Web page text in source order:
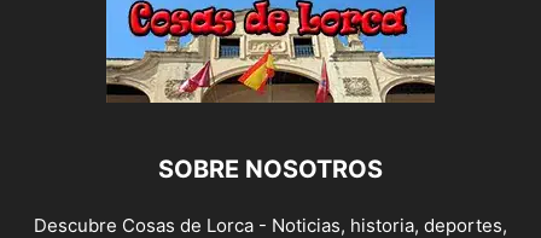
SOBRE NOSOTROS
Descubre Cosas de Lorca - Noticias, historia, deportes,